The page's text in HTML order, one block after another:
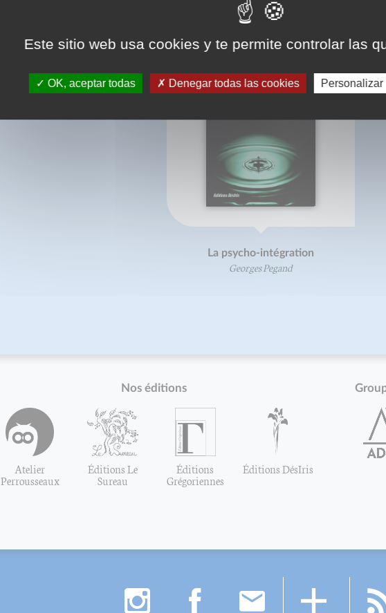
La psycho-intégration
Georges Pegand
Nos éditions
Atelier
Perrousseaux
Éditions Le
Sureau
Éditions
Grégoriennes
Éditions DésIris
Este sitio web usa cookies y te permite controlar las
OK, aceptar todas Denegar todas las cookies Personalizar